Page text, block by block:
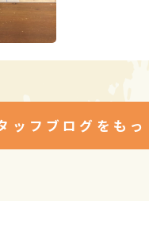
ッフブログをもっ